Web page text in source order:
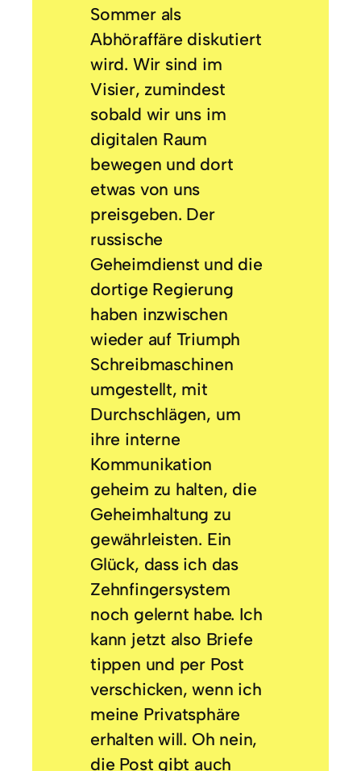
Sommer als
Abhöraffäre diskutiert
wird. Wir sind im
Visier, zumindest
sobald wir uns im
digitalen Raum
bewegen und dort
etwas von uns
preisgeben. Der
russische
Geheimdienst und die
dortige Regierung
haben inzwischen
wieder auf Triumph
Schreibmaschinen
umgestellt, mit
Durchschlägen, um
ihre interne
Kommunikation
geheim zu halten, die
Geheimhaltung zu
gewährleisten. Ein
Glück, dass ich das
Zehnfingersystem
noch gelernt habe. Ich
kann jetzt also Briefe
tippen und per Post
verschicken, wenn ich
meine Privatsphäre
erhalten will. Oh nein,
die Post gibt auch